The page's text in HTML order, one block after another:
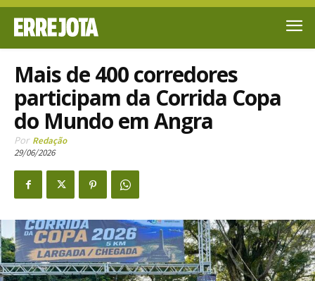
Mais de 400 corredores
participam da Corrida Copa
do Mundo em Angra
Por Redação
29/06/2026